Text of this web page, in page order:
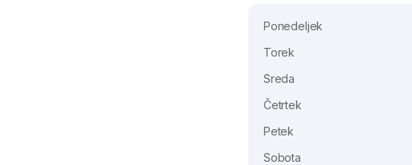
Ponedeljek
Torek
Sreda
Četrtek
Petek
Sobota